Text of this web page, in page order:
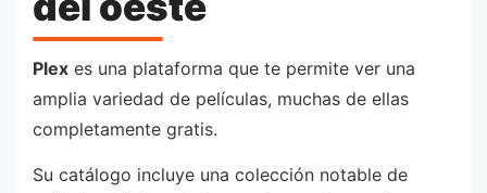
Plex es una plataforma que te permite ver una
amplia variedad de películas, muchas de ellas
completamente gratis.
Su catálogo incluye una colección notable de